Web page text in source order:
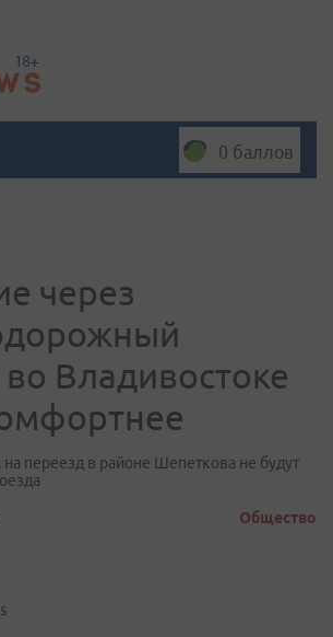
0 баллов
через
Владивостоке
переезд в районе Шепеткова не будут
Общество